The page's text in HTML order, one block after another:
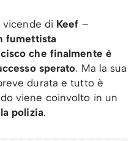
vicende di Keef –
fumettista
che finalmente è
sperato. Ma la sua
durata e tutto è
viene coinvolto in un
polizia.